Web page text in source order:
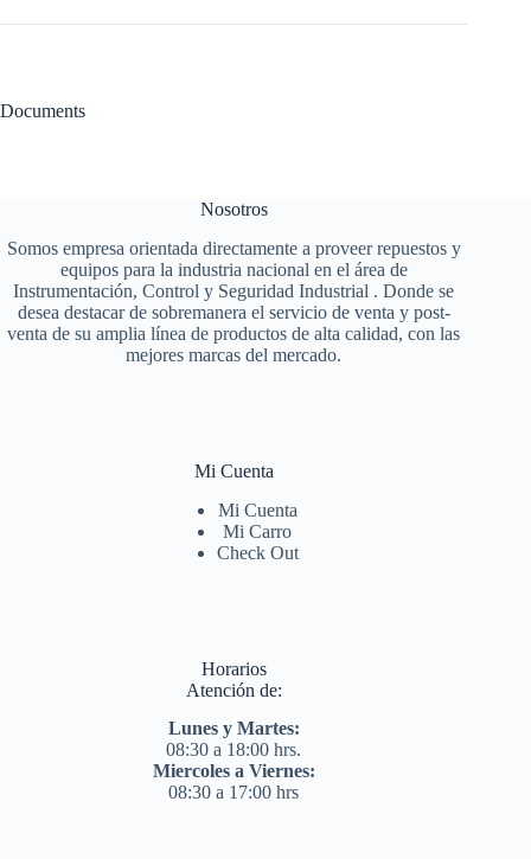
Documents
Nosotros
Somos empresa orientada directamente a proveer repuestos y
equipos para la industria nacional en el área de
Instrumentación, Control y Seguridad Industrial . Donde se
desea destacar de sobremanera el servicio de venta y post-
venta de su amplia línea de productos de alta calidad, con las
mejores marcas del mercado.
Mi Cuenta
Mi Cuenta
Mi Carro
Check Out
Horarios
Atención de:
Lunes y Martes:
08:30 a 18:00 hrs.
Miercoles a Viernes:
08:30 a 17:00 hrs